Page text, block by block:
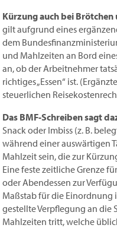
Kürzung auch bei Brötchen
gilt aufgrund eines
dem
und Mahlzeiten an Bord
an, ob der Arbeitnehmer
richtiges „Essen“ ist.
steuerlichen
Das BMF-Schreiben sagt
Snack oder Imbiss (z. B.
während einer auswärtigen
Mahlzeit sein, die zur
Eine feste zeitliche Grenze
oder Abendessen zur
Maßstab für die Einordnung
gestellte Verpflegung an die
Mahlzeiten tritt, welche